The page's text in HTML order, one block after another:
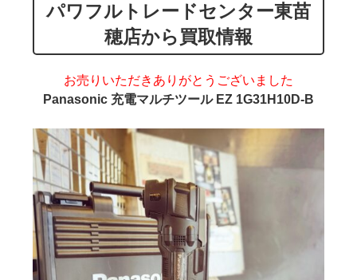
その他ツール (48)
(40)
その他建築資材(113)
半端電線(40)
マイナーケーブル(13)
CVケーブル(25)
VCTFケーブル(12)
同軸ケーブル(11)
エコケーブル(3)
パワフルトレードセンター東苗
穂店から買取情報
お売りいただきありがとうございました
Panasonic 充電マルチツール EZ 1G31H10D-B